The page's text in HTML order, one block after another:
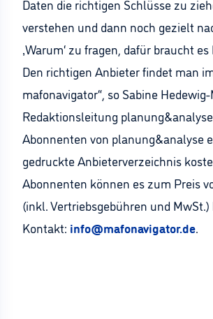
Daten die richtigen Schlüsse zu
verstehen und dann noch gezielt
‚Warum‘ zu fragen, dafür braucht
Den richtigen Anbieter findet man
mafonavigator“, so Sabine Hedewig-
Redaktionsleitung
Abonnenten von planung&analyse
gedruckte Anbieterverzeichnis
Abonnenten können es zum Preis
(inkl. Vertriebsgebühren und MwSt.)
Kontakt: info@mafonavigator.de.